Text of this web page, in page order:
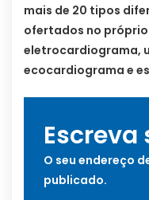
mais de 20 tipos
ofertados no
eletrocardiograma,
ecocardiograma e
O seu endereço
publicado.